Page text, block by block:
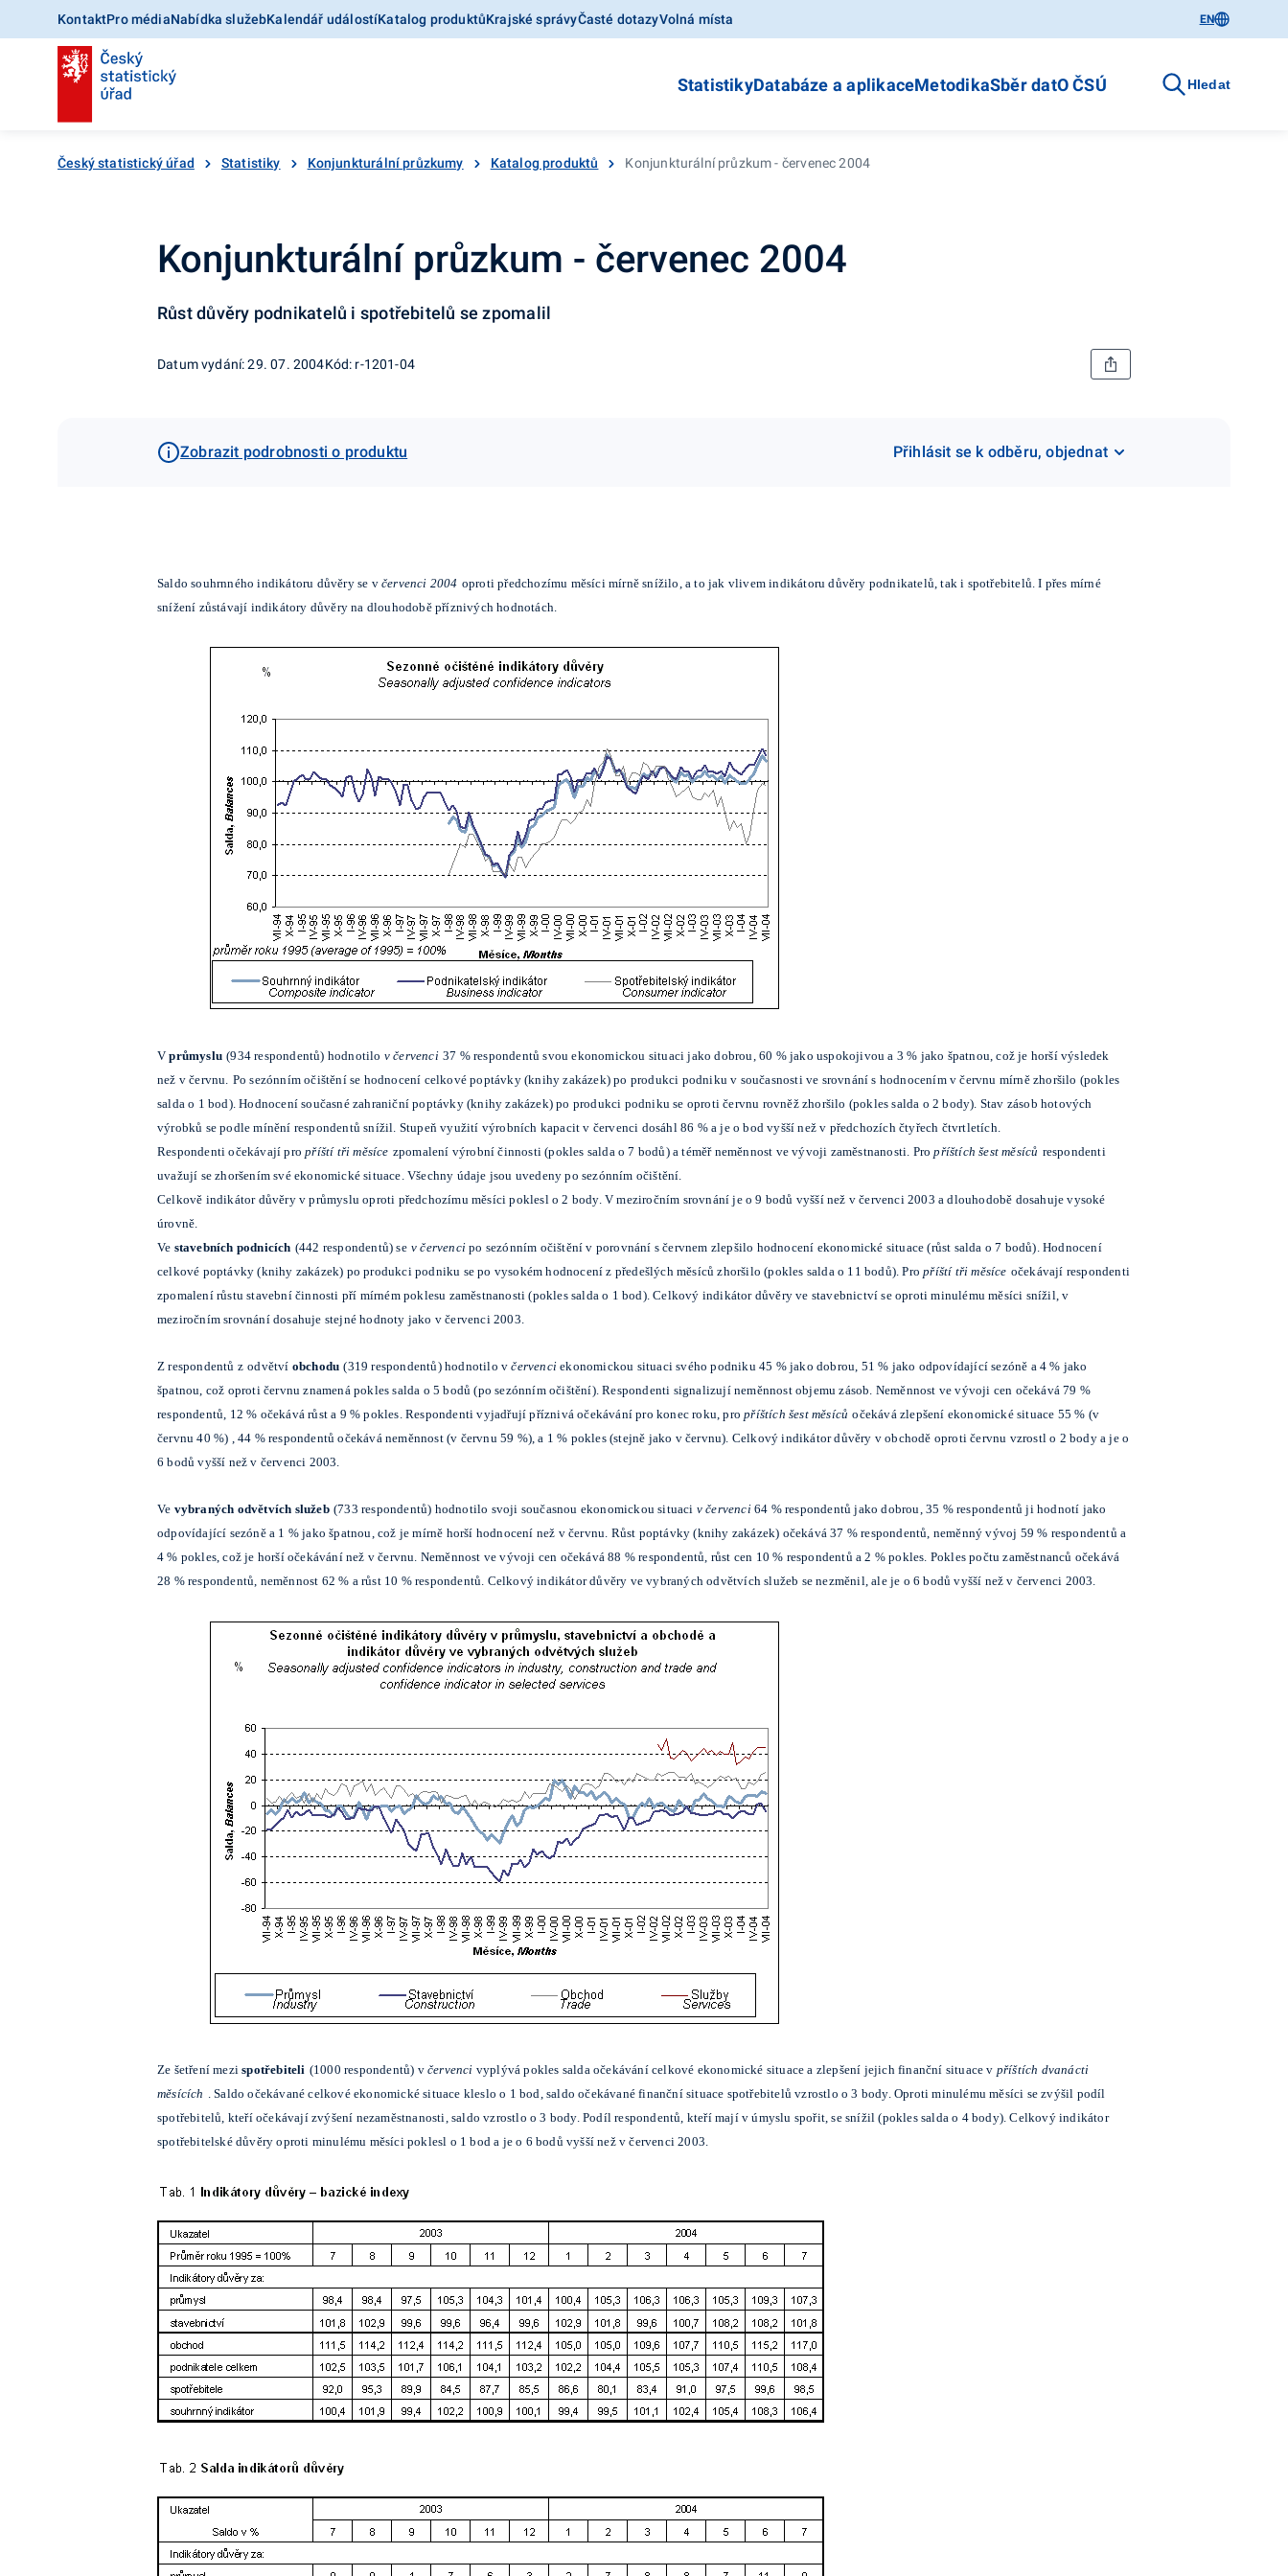
KontaktPro médiaNabídka služebKalendář událostíKatalog produktůKrajské správyČasté dotazyVolná místa EN
StatistikyDatabáze a aplikaceMetodikaSběr datO ČSÚ Hledat
Český statistický úřad Statistiky Konjunkturální průzkumy Katalog produktů Konjunkturální průzkum - červenec 2004
Konjunkturální průzkum - červenec 2004
Růst důvěry podnikatelů i spotřebitelů se zpomalil
Datum vydání: 29. 07. 2004Kód: r-1201-04
Zobrazit podrobnosti o produktu Přihlásit se k odběru, objednat
Saldo souhrnného indikátoru důvěry se v červenci 2004 oproti předchozímu měsíci mírně snížilo, a to jak vlivem indikátoru důvěry podnikatelů, tak i spotřebitelů. I přes mírné
snížení zůstávají indikátory důvěry na dlouhodobě příznivých hodnotách.
Vprůmyslu (934 respondentů) hodnotilo v červenci 37 % respondentů svou ekonomickou situaci jako dobrou, 60 % jako uspokojivou a 3 % jako špatnou, což je horší výsledek
než v červnu. Po sezónním očištění se hodnocení celkové poptávky (knihy zakázek) po produkci podniku v současnosti ve srovnání s hodnocením v červnu mírně zhoršilo (pokles
salda o 1 bod). Hodnocení současné zahraniční poptávky (knihy zakázek) po produkci podniku se oproti červnu rovněž zhoršilo (pokles salda o 2 body). Stav zásob hotových
výrobků se podle mínění respondentů snížil. Stupeň využití výrobních kapacit v červenci dosáhl 86 % a je o bod vyšší než v předchozích čtyřech čtvrtletích.
Respondenti očekávají propříští tři měsíce zpomalení výrobní činnosti (pokles salda o 7 bodů) a téměř neměnnost ve vývoji zaměstnanosti. Propříštích šest měsíců respondenti
uvažují se zhoršením své ekonomické situace. Všechny údaje jsou uvedeny po sezónním očištění.
Celkově indikátor důvěry v průmyslu oproti předchozímu měsíci poklesl o 2 body. V meziročním srovnání je o 9 bodů vyšší než v červenci 2003 a dlouhodobě dosahuje vysoké
úrovně.
Ve stavebních podnicích (442 respondentů) se v červencipo sezónním očištění v porovnání s červnem zlepšilo hodnocení ekonomické situace (růst salda o 7 bodů). Hodnocení
celkové poptávky (knihy zakázek) po produkci podniku se po vysokém hodnocení z předešlých měsíců zhoršilo (pokles salda o 11 bodů). Propříští tři měsíce očekávají respondenti
zpomalení růstu stavební činnosti pří mírném poklesu zaměstnanosti (pokles salda o 1 bod). Celkový indikátor důvěry ve stavebnictví se oproti minulému měsíci snížil, v
meziročním srovnání dosahuje stejné hodnoty jako v červenci 2003.
Z respondentů z odvětví obchodu (319 respondentů) hodnotilo včervenciekonomickou situaci svého podniku 45 % jako dobrou, 51 % jako odpovídající sezóně a 4 % jako
špatnou, což oproti červnu znamená pokles salda o 5 bodů (po sezónním očištění). Respondenti signalizují neměnnost objemu zásob. Neměnnost ve vývoji cen očekává 79 %
respondentů, 12 % očekává růst a 9 % pokles. Respondenti vyjadřují příznivá očekávání pro konec roku, propříštích šest měsíců očekává zlepšení ekonomické situace 55 % (v
červnu 40 %) , 44 % respondentů očekává neměnnost (v červnu 59 %), a 1 % pokles (stejně jako v červnu). Celkový indikátor důvěry v obchodě oproti červnu vzrostl o 2 body a je o
6 bodů vyšší než v červenci 2003.
Ve vybraných odvětvích služeb (733 respondentů) hodnotilo svoji současnou ekonomickou situaci v červenci64 % respondentů jako dobrou, 35 % respondentů ji hodnotí jako
odpovídající sezóně a 1 % jako špatnou, což je mírně horší hodnocení než v červnu. Růst poptávky (knihy zakázek) očekává 37 % respondentů, neměnný vývoj 59 % respondentů a
4 % pokles, což je horší očekávání než v červnu. Neměnnost ve vývoji cen očekává 88 % respondentů, růst cen 10 % respondentů a 2 % pokles. Pokles počtu zaměstnanců očekává
28 % respondentů, neměnnost 62 % a růst 10 % respondentů. Celkový indikátor důvěry ve vybraných odvětvích služeb se nezměnil, ale je o 6 bodů vyšší než v červenci 2003.
Ze šetření mezispotřebiteli (1000 respondentů) včervenci vyplývá pokles salda očekávání celkové ekonomické situace a zlepšení jejich finanční situace v příštích dvanácti
měsících . Saldo očekávané celkové ekonomické situace kleslo o 1 bod, saldo očekávané finanční situace spotřebitelů vzrostlo o 3 body. Oproti minulému měsíci se zvýšil podíl
spotřebitelů, kteří očekávají zvýšení nezaměstnanosti, saldo vzrostlo o 3 body. Podíl respondentů, kteří mají v úmyslu spořit, se snížil (pokles salda o 4 body). Celkový indikátor
spotřebitelské důvěry oproti minulému měsíci poklesl o 1 bod a je o 6 bodů vyšší než v červenci 2003.